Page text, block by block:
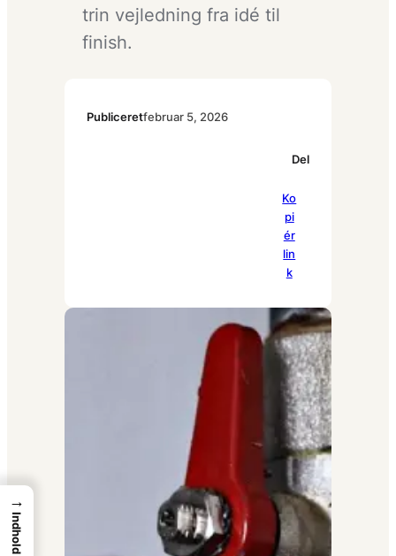
trin vejledning fra idé til
finish.
Publiceretfebruar 5, 2026
Del
Ko
pi
ér
lin
k
→
Indhold